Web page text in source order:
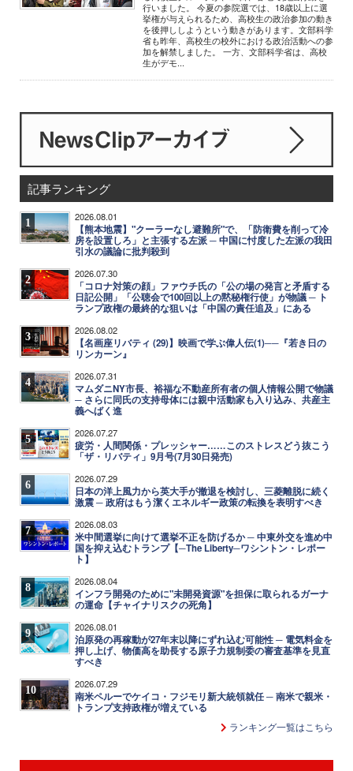
行いました。 今夏の参院選では、18歳以上に選
挙権が与えられるため、高校生の政治参加の動き
を後押ししようという動きがあります。文部科学
省も昨年、高校生の校外における政治活動への参
加を解禁しました。 一方、文部科学省は、高校
生がデモ...
記事ランキング
1 2026.08.01
【熊本地震】"クーラーなし避難所"で、「防衛費を削って冷
房を設置しろ」と主張する左派 ─ 中国に忖度した左派の我田
引水の議論に批判殺到
2 2026.07.30
「コロナ対策の顔」ファウチ氏の「公の場の発言と矛盾する
日記公開」「公聴会で100回以上の黙秘権行使」が物議 ─ ト
ランプ政権の最終的な狙いは「中国の責任追及」にある
3 2026.08.02
【名画座リバティ (29)】映画で学ぶ偉人伝(1)──『若き日の
リンカーン』
4 2026.07.31
マムダニNY市長、裕福な不動産所有者の個人情報公開で物議
─ さらに同氏の支持母体には親中活動家も入り込み、共産主
義へばく進
5 2026.07.27
疲労・人間関係・プレッシャー……このストレスどう抜こう
「ザ・リバティ」9月号(7月30日発売)
6 2026.07.29
日本の洋上風力から英大手が撤退を検討し、三菱離脱に続く
激震 ─ 政府はもう潔くエネルギー政策の転換を表明すべき
7 2026.08.03
米中間選挙に向けて選挙不正を防げるか ─ 中東外交を進め中
国を抑え込むトランプ【─The Liberty─ワシントン・レポー
ト】
8 2026.08.04
インフラ開発のために"未開発資源"を担保に取られるガーナ
の運命【チャイナリスクの死角】
9 2026.08.01
泊原発の再稼動が27年末以降にずれ込む可能性 ─ 電気料金を
押し上げ、物価高を助長する原子力規制委の審査基準を見直
すべき
10 2026.07.29
南米ペルーでケイコ・フジモリ新大統領就任 ─ 南米で親米・
トランプ支持政権が増えている
ランキング一覧はこちら